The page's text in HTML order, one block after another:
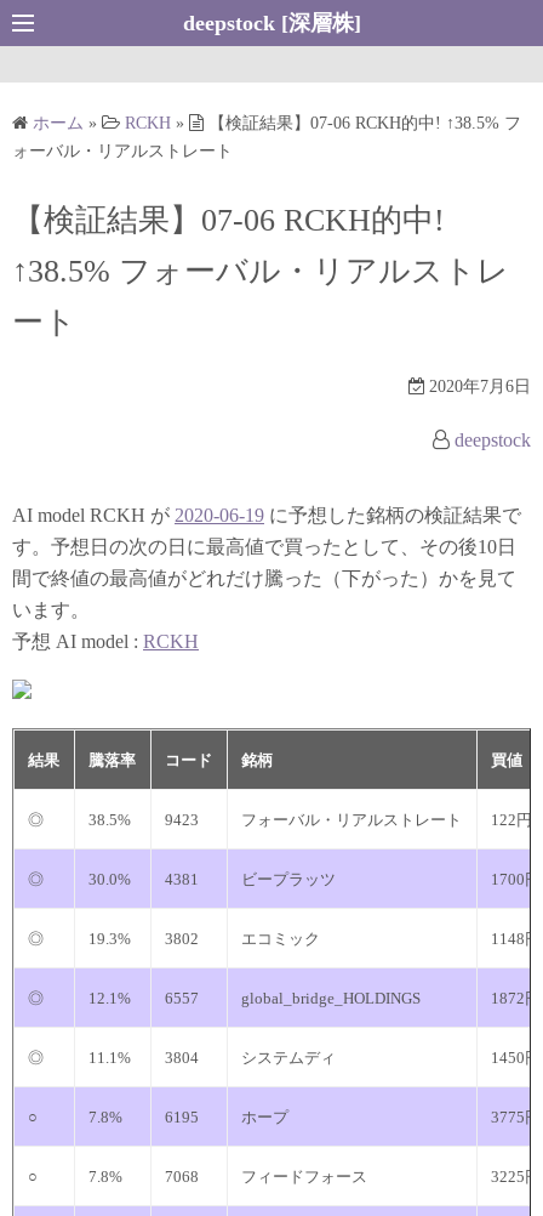
コ
ン
ッ
deepstock [深層株]
ホーム » RCKH »
【検証結果】07-06 RCKH的中! ↑38.5% フ
ォーバル・リアルストレート
【検証結果】07-06 RCKH的中!
↑38.5% フォーバル・リアルストレ
ート
2020年7月6日
deepstock
AI model RCKH が 2020-06-19 に予想した銘柄の検証結果で
す。予想日の次の日に最高値で買ったとして、その後10日
間で終値の最高値がどれだけ騰った（下がった）かを見て
います。
予想 AI model : RCKH
結果 騰落率 コード 銘柄 買値
◎ 38.5% 9423 フォーバル・リアルストレート 122円
◎ 30.0% 4381 ビープラッツ 1700円
◎ 19.3% 3802 エコミック 1148円
◎ 12.1% 6557 global_bridge_HOLDINGS 1872円
◎ 11.1% 3804 システムディ 1450円
○ 7.8% 6195 ホープ 3775円
○ 7.8% 7068 フィードフォース 3225円